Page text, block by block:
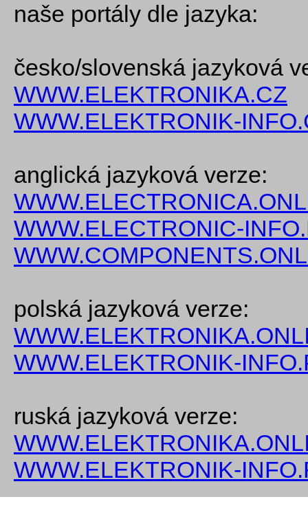
naše portály dle jazyka:
česko/slovenská jazyková
WWW.ELEKTRONIKA.CZ
WWW.ELEKTRONIK-
anglická jazyková verze:
WWW.ELECTRONIC-
polská jazyková verze:
WWW.ELEKTRONIK-
ruská jazyková verze:
WWW.ELEKTRONIK-